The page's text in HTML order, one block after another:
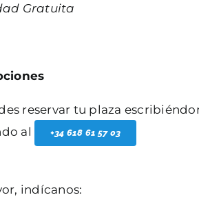
Gratuita
reservar tu plaza
al
+34 618 61 57 03
indícanos: